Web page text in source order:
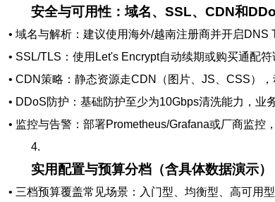
安全与可用性：域名、SSL、CDN和
• 域名与解析：建议使用海外/越南注册商并开启
• SSL/TLS：使用Let's Encrypt自动续期或购买通配
• CDN策略：静态资源走CDN（图片、JS、CSS）
• DDoS防护：基础防护至少为10Gbps清洗能力，业
• 监控与告警：部署Prometheus/Grafana或厂商监控
4.
实用配置与预算分档（含具体数据演示）
• 三档预算覆盖常见场景：入门型、均衡型、高可用型